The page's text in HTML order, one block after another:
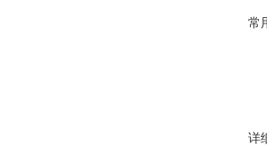
常
详